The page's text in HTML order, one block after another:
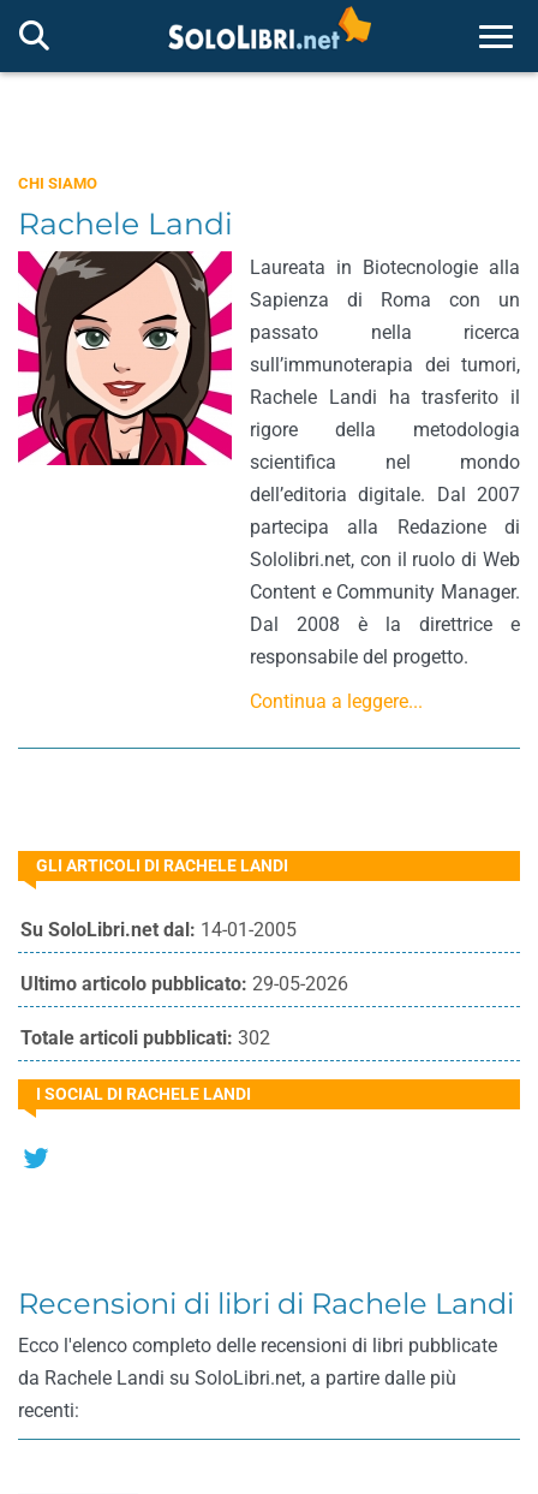
CHI SIAMO
Rachele Landi
Laureata in Biotecnologie alla
Sapienza di Roma con un
passato nella ricerca
sull’immunoterapia dei tumori,
Rachele Landi ha trasferito il
rigore della metodologia
scientifica nel mondo
dell’editoria digitale. Dal 2007
partecipa alla Redazione di
Sololibri.net, con il ruolo di Web
Content e Community Manager.
Dal 2008 è la direttrice e
responsabile del progetto.
Continua a leggere...
GLI ARTICOLI DI RACHELE LANDI
Su SoloLibri.net dal: 14-01-2005
Ultimo articolo pubblicato: 29-05-2026
Totale articoli pubblicati: 302
I SOCIAL DI RACHELE LANDI
Recensioni di libri di Rachele Landi
Ecco l'elenco completo delle recensioni di libri pubblicate
da Rachele Landi su SoloLibri.net, a partire dalle più
recenti: